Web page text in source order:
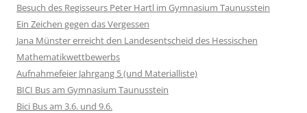
Besuch des Regisseurs Peter Hartl im Gymnasium Taunusstein
Ein Zeichen gegen das Vergessen
Jana Münster erreicht den Landesentscheid des Hessischen
Mathematikwettbewerbs
Aufnahmefeier Jahrgang 5 (und Materialliste)
BICI Bus am Gymnasium Taunusstein
Bici Bus am 3.6. und 9.6.